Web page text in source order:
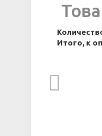
Итого, к